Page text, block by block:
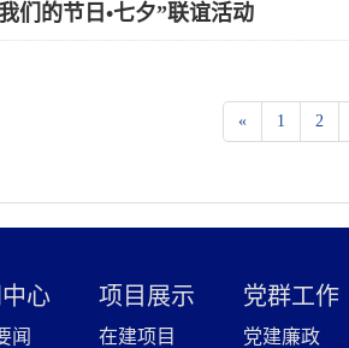
们的节日•七夕”联谊活动
« 1 2
心
闻
项目展示
在建项目
党群工作
党建廉政